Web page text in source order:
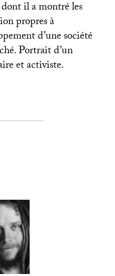
il a montré les
propres à
d’une société
Portrait d’un
et activiste.